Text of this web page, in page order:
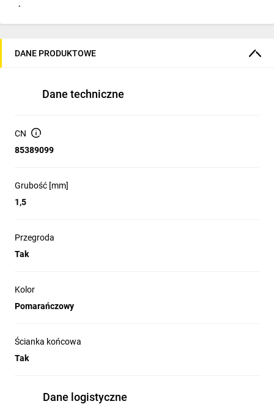
DANE PRODUKTOWE
Dane techniczne
CN
85389099
Grubość [mm]
1,5
Przegroda
Tak
Kolor
Pomarańczowy
Ścianka końcowa
Tak
Dane logistyczne